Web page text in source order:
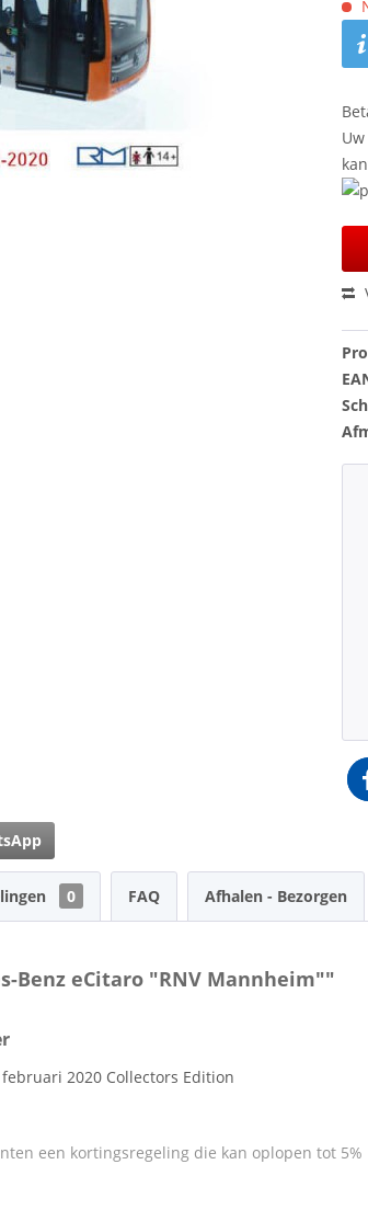
0 FAQ Afhalen - Bezorgen
Benz eCitaro "RNV Mannheim""
2020 Collectors Edition
een kortingsregeling die kan oplopen tot